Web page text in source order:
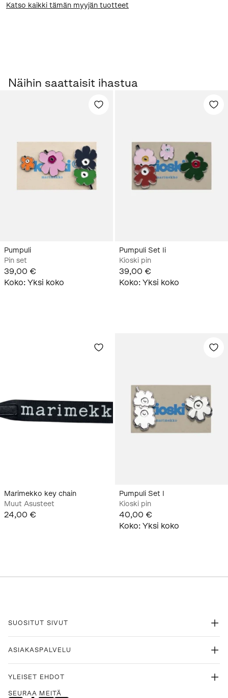
Katso kaikki tämän myyjän tuotteet
Näihin saattaisit ihastua
Pumpuli
Pin set
39,00 €
Koko: Yksi koko
Pumpuli Set Ii
Kioski pin
39,00 €
Koko: Yksi koko
Marimekko key chain
Muut Asusteet
24,00 €
Pumpuli Set I
Kioski pin
40,00 €
Koko: Yksi koko
SUOSITUT SIVUT
ASIAKASPALVELU
YLEISET EHDOT
SEURAA MEITÄ